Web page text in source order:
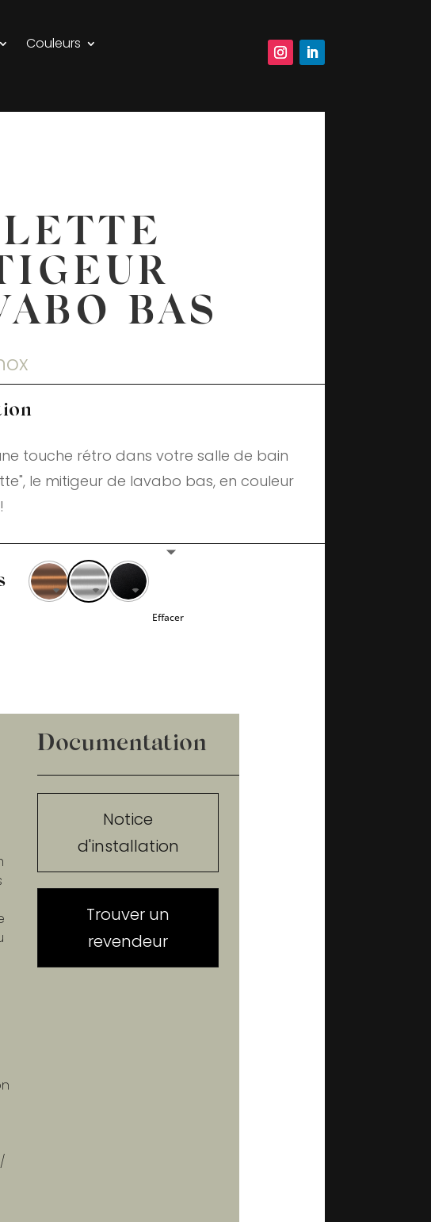
Couleurs
BAS
touche rétro dans votre salle de bain
le mitigeur de lavabo bas, en couleur
Effacer
Documentation
Notice
d'installation
Trouver un
revendeur